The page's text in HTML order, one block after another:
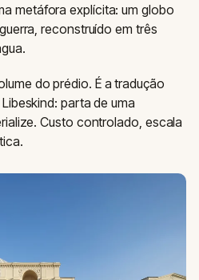
metáfora explícita: um globo
reconstruído em três
do prédio. É a tradução
parta de uma
Custo controlado, escala